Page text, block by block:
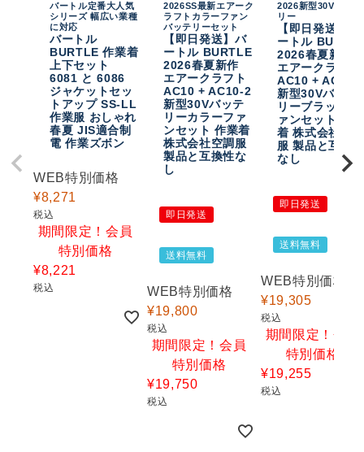
バートル定番大人気
シリーズ 幅広い業種
に対応
バートル
BURTLE 作業着
上下セット
6081 と 6086
ジャケットセッ
トアップ SS-LL
作業服 おしゃれ
春夏 JIS適合制
電 作業ズボン
WEB特別価格
¥8,271
税込
期間限定！会員
特別価格
¥8,221
税込
2026SS最新エアーク
ラフトカラーファン
バッテリーセット
【即日発送】バ
ートル BURTLE
2026春夏新作
エアークラフト
AC10 + AC10-2
新型30Vバッテ
リーカラーファ
ンセット 作業着
株式会社空調服
製品と互換性な
し
即日発送
送料無料
WEB特別価格
¥19,800
税込
期間限定！会員
特別価格
¥19,750
税込
2026新型30Vバッテ
リー
【即日発送】バ
ートル
2026春夏新作
エアークラフト
AC10 + AC10-
新型30Vバッテ
リーブラックフ
ァンセット 作業
着 株式会社空調
服 製品と互換性
なし
即日発送
送料無料
WEB特別価格
¥19,305
税込
期間限定！会員
特別価格
¥19,255
税込